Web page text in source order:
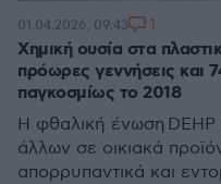
Χημική ουσία στα
πρόωρες γεννήσεις και
παγκοσμίως το 2018
Η φθαλική ένωση DEHP
άλλων σε οικιακά
απορρυπαντικά και
01.04.2026, 09:43 1